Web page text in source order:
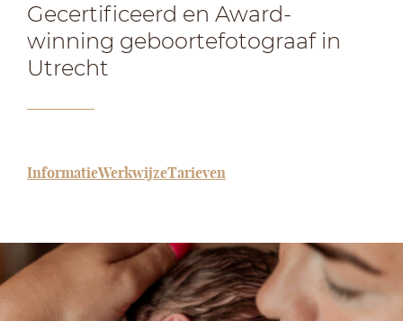
Gecertificeerd en Award-
winning geboortefotograaf in
Utrecht
InformatieWerkwijzeTarieven